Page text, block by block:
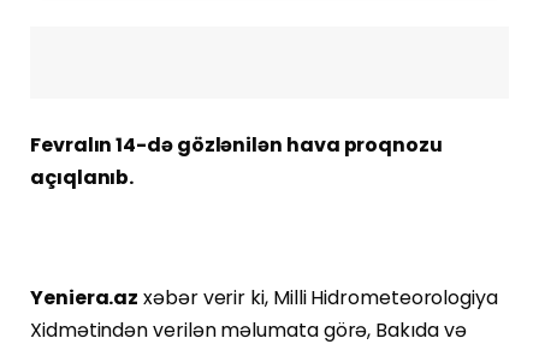
Fevralın 14-də gözlənilən hava proqnozu
açıqlanıb.
Yeniera.az xəbər verir ki, Milli Hidrometeorologiya
Xidmətindən verilən məlumata görə, Bakıda və